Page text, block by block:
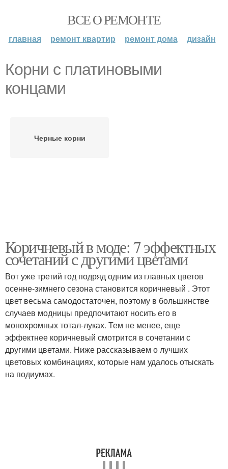
ВСЕ О РЕМОНТЕ
главная ремонт квартир ремонт дома дизайн
Корни с платиновыми
концами
Черные корни
Коричневый в моде: 7 эффектных
сочетаний с другими цветами
Вот уже третий год подряд одним из главных цветов
осенне-зимнего сезона становится коричневый . Этот
цвет весьма самодостаточен, поэтому в большинстве
случаев модницы предпочитают носить его в
монохромных тотал-луках. Тем не менее, еще
эффектнее коричневый смотрится в сочетании с
другими цветами. Ниже рассказываем о лучших
цветовых комбинациях, которые нам удалось отыскать
на подиумах.